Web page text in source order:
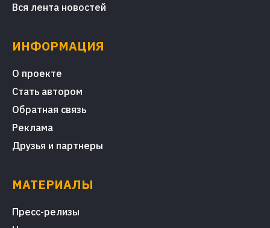
Вся лента новостей
ИНФОРМАЦИЯ
О проекте
Стать автором
Обратная связь
Реклама
Друзья и партнеры
МАТЕРИАЛЫ
Пресс-релизы